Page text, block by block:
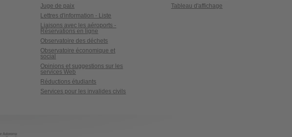
Juge de paix
Lettres d'information - Liste
Liaisons avec les aéroports -
Réservations en ligne
Observatoire des déchets
Observatoire économique et
social
Opinions et suggestions sur les
services Web
Réductions étudiants
Services pour les invalides civils
Tableau d'affichage